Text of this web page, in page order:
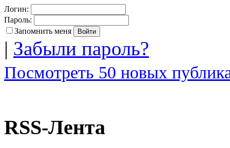
Логин:
Пароль:
Запомнить меня
| Забыли пароль?
Посмотреть 50 новых
RSS-Лента